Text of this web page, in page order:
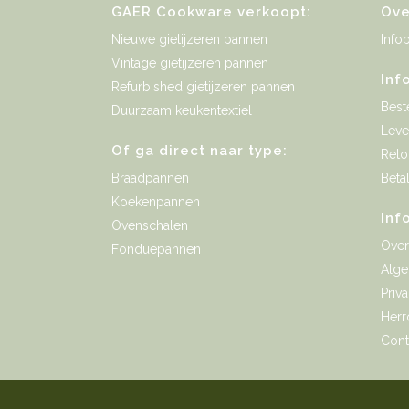
GAER Cookware verkoopt:
Nieuwe gietijzeren pannen
Vintage gietijzeren pannen
Refurbished gietijzeren pannen
Duurzaam keukentextiel
Of ga direct naar type:
Braadpannen
Koekenpannen
Ovenschalen
Fonduepannen